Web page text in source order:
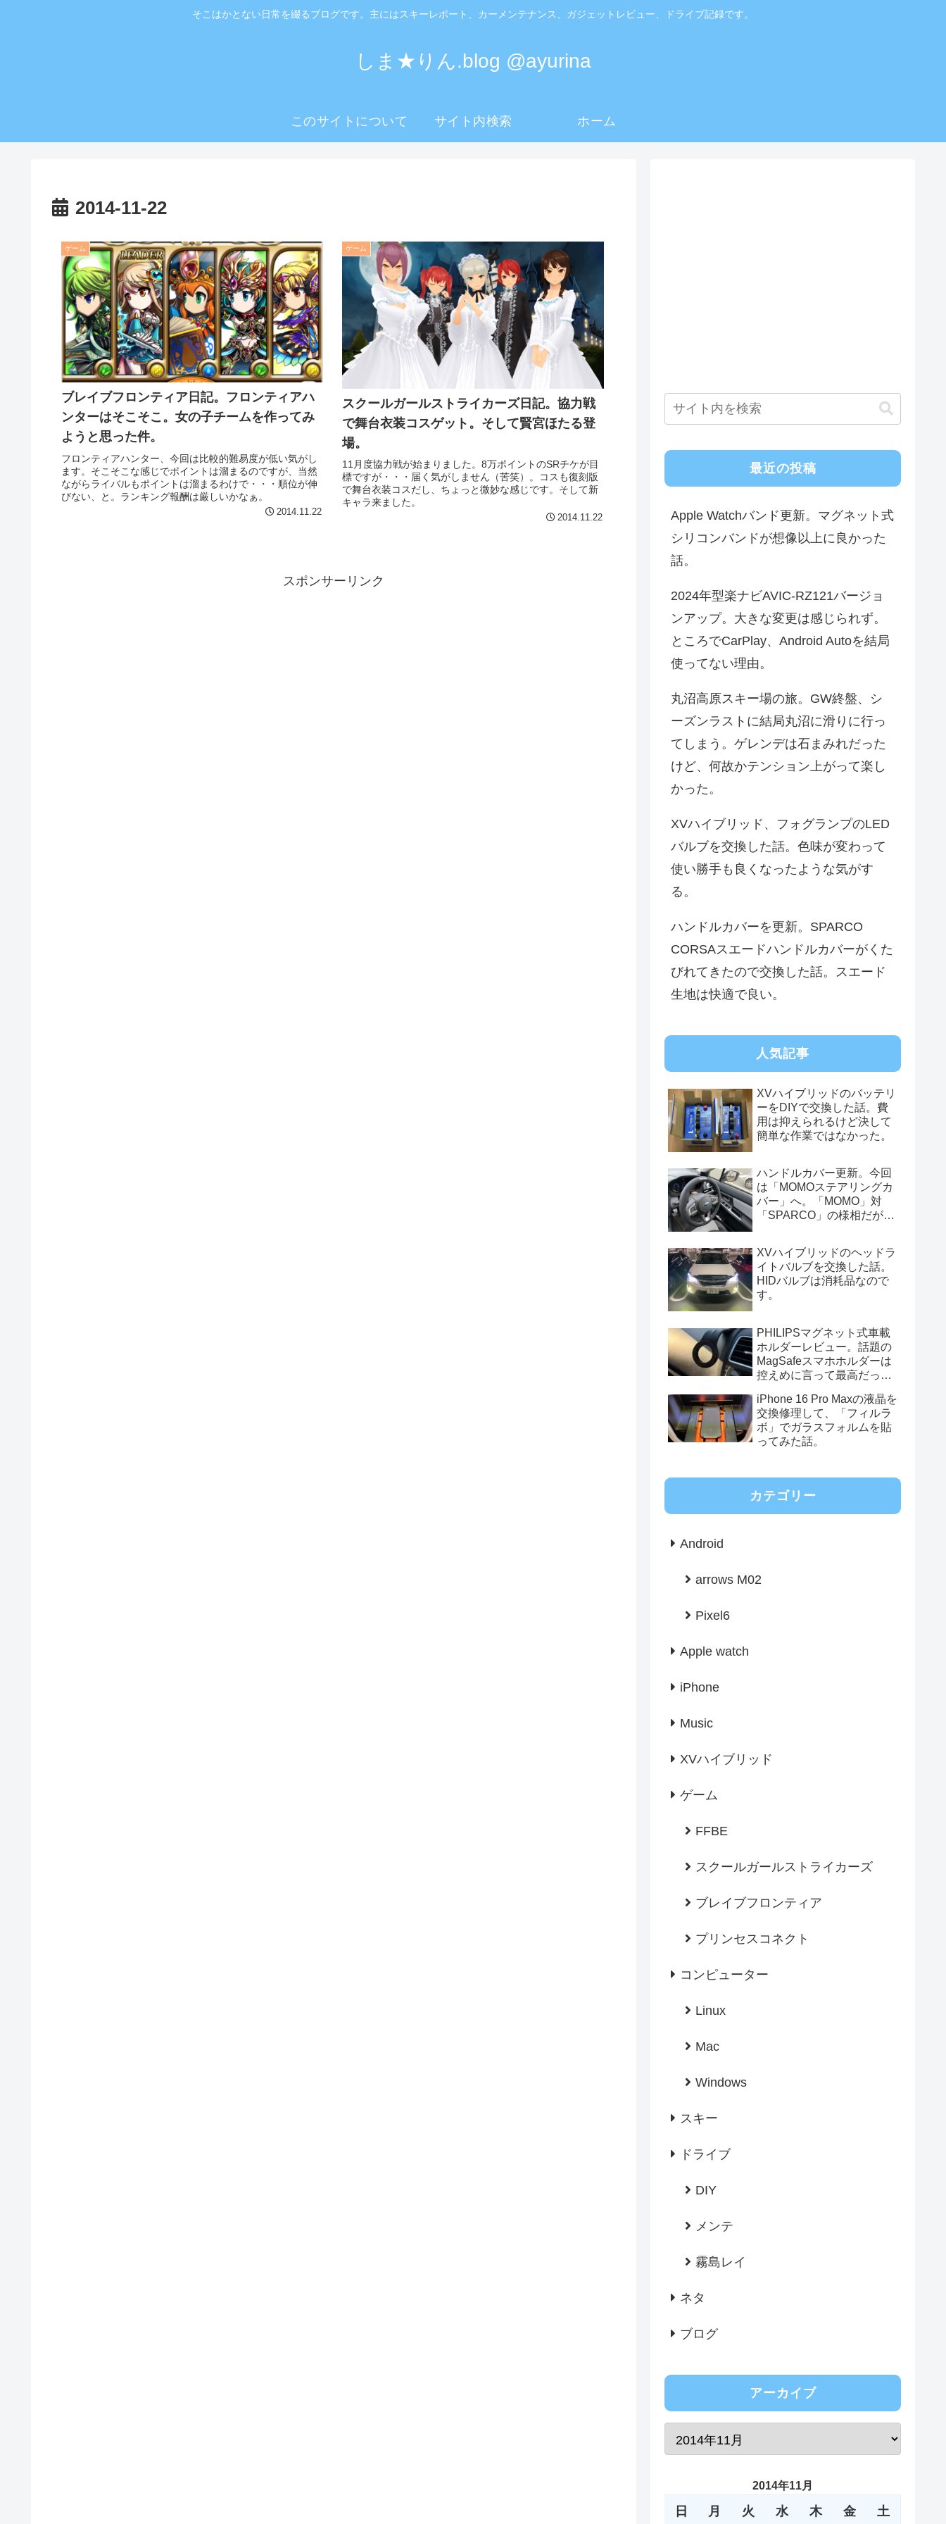
そこはかとない日常を綴るブログです。主にはスキーレポート、カーメンテナンス、ガジェットレビュー、ドライブ記録です。
しま★りん.blog @ayurina
このサイトについて サイト内検索 ホーム
2014-11-22
ゲーム
ブレイブフロンティア日記。フロンティアハ
ンターはそこそこ。女の子チームを作ってみ
ようと思った件。
フロンティアハンター、今回は比較的難易度が低い気がし
ます。そこそこな感じでポイントは溜まるのですが、当然
ながらライバルもポイントは溜まるわけで・・・順位が伸
びない、と。ランキング報酬は厳しいかなぁ。
2014.11.22
ゲーム
スクールガールストライカーズ日記。協力戦
で舞台衣装コスゲット。そして賢宮ほたる登
場。
11月度協力戦が始まりました。8万ポイントのSRチケが目
標ですが・・・届く気がしません（苦笑）。コスも復刻版
で舞台衣装コスだし、ちょっと微妙な感じです。そして新
キャラ来ました。
2014.11.22
スポンサーリンク
最近の投稿
Apple Watchバンド更新。マグネット式
シリコンバンドが想像以上に良かった
話。
2024年型楽ナビAVIC-RZ121バージョ
ンアップ。大きな変更は感じられず。
ところでCarPlay、Android Autoを結局
使ってない理由。
丸沼高原スキー場の旅。GW終盤、シ
ーズンラストに結局丸沼に滑りに行っ
てしまう。ゲレンデは石まみれだった
けど、何故かテンション上がって楽し
かった。
XVハイブリッド、フォグランプのLED
バルブを交換した話。色味が変わって
使い勝手も良くなったような気がす
る。
ハンドルカバーを更新。SPARCO
CORSAスエードハンドルカバーがくた
びれてきたので交換した話。スエード
生地は快適で良い。
人気記事
XVハイブリッドのバッテリ
ーをDIYで交換した話。費
用は抑えられるけど決して
簡単な作業ではなかった。
ハンドルカバー更新。今回
は「MOMOステアリングカ
バー」へ。「MOMO」対
「SPARCO」の様相だが、
XVハイブリッドのヘッドラ
イトバルブを交換した話。
HIDバルブは消耗品なので
す。
PHILIPSマグネット式車載
ホルダーレビュー。話題の
MagSafeスマホホルダーは
控えめに言って最高だっ
iPhone 16 Pro Maxの液晶を
交換修理して、「フィルラ
ボ」でガラスフォルムを貼
ってみた話。
カテゴリー
Android
arrows M02
Pixel6
Apple watch
iPhone
Music
XVハイブリッド
ゲーム
FFBE
スクールガールストライカーズ
ブレイブフロンティア
プリンセスコネクト
コンピューター
Linux
Mac
Windows
スキー
ドライブ
DIY
メンテ
霧島レイ
ネタ
ブログ
アーカイブ
2014年11月
日 月 火 水 木 金 土